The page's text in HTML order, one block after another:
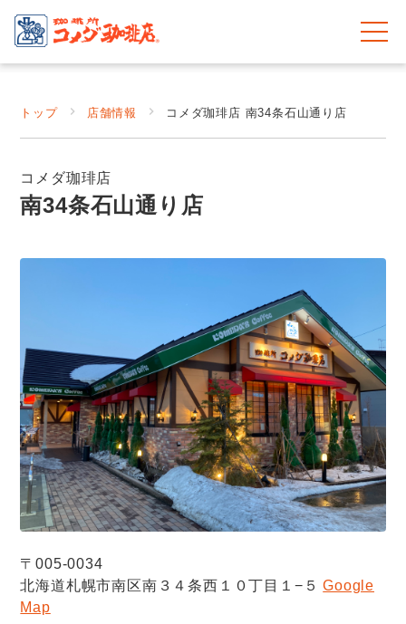
トップ 店舗情報 コメダ珈琲店 南34条石山通り店
コメダ珈琲店
南34条石山通り店
〒005-0034
北海道札幌市南区南３４条西１０丁目１−５Google
Map